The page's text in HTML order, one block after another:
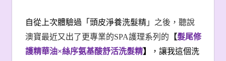
自從上次體驗過「頭皮淨養洗髮精」之後，聽說
澳寶最近又出了更專業的SPA護理系列的 【髮尾修
護精華油×絲序氨基酸舒活洗髮精】
，讓我這個洗